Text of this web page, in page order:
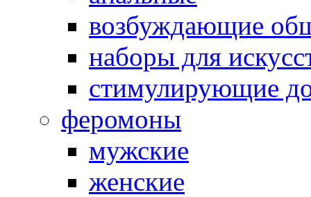
возбуждающие
наборы для
стимулирующие
феромоны
мужские
женские